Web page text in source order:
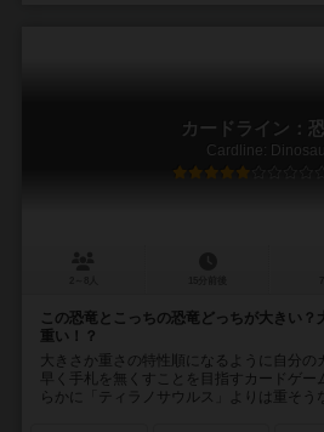
カードライン：
Cardline:
この恐竜とこっちの恐竜どっちが大きい
重い！？
大きさか重さの特性順になるように自分の
早く手札を無くすことを目指すカードゲー
らかに「ティラノサウルス」よりは重そう